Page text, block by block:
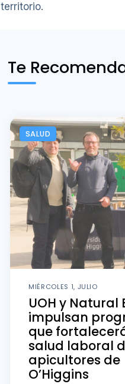
territorio.
Te
SALUD
MIÉRCOLES 1, JULIO
UOH y Natural
impulsan
que
salud laboral
apicultores de
O’Higgins